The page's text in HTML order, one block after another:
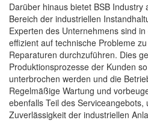
Darüber hinaus bietet BSB Industry
Bereich der industriellen
Experten des Unternehmens sind
effizient auf technische Probleme
Reparaturen durchzuführen. Dies
Produktionsprozesse der Kunden
unterbrochen werden und die
Regelmäßige Wartung und
ebenfalls Teil des
Zuverlässigkeit der industriellen